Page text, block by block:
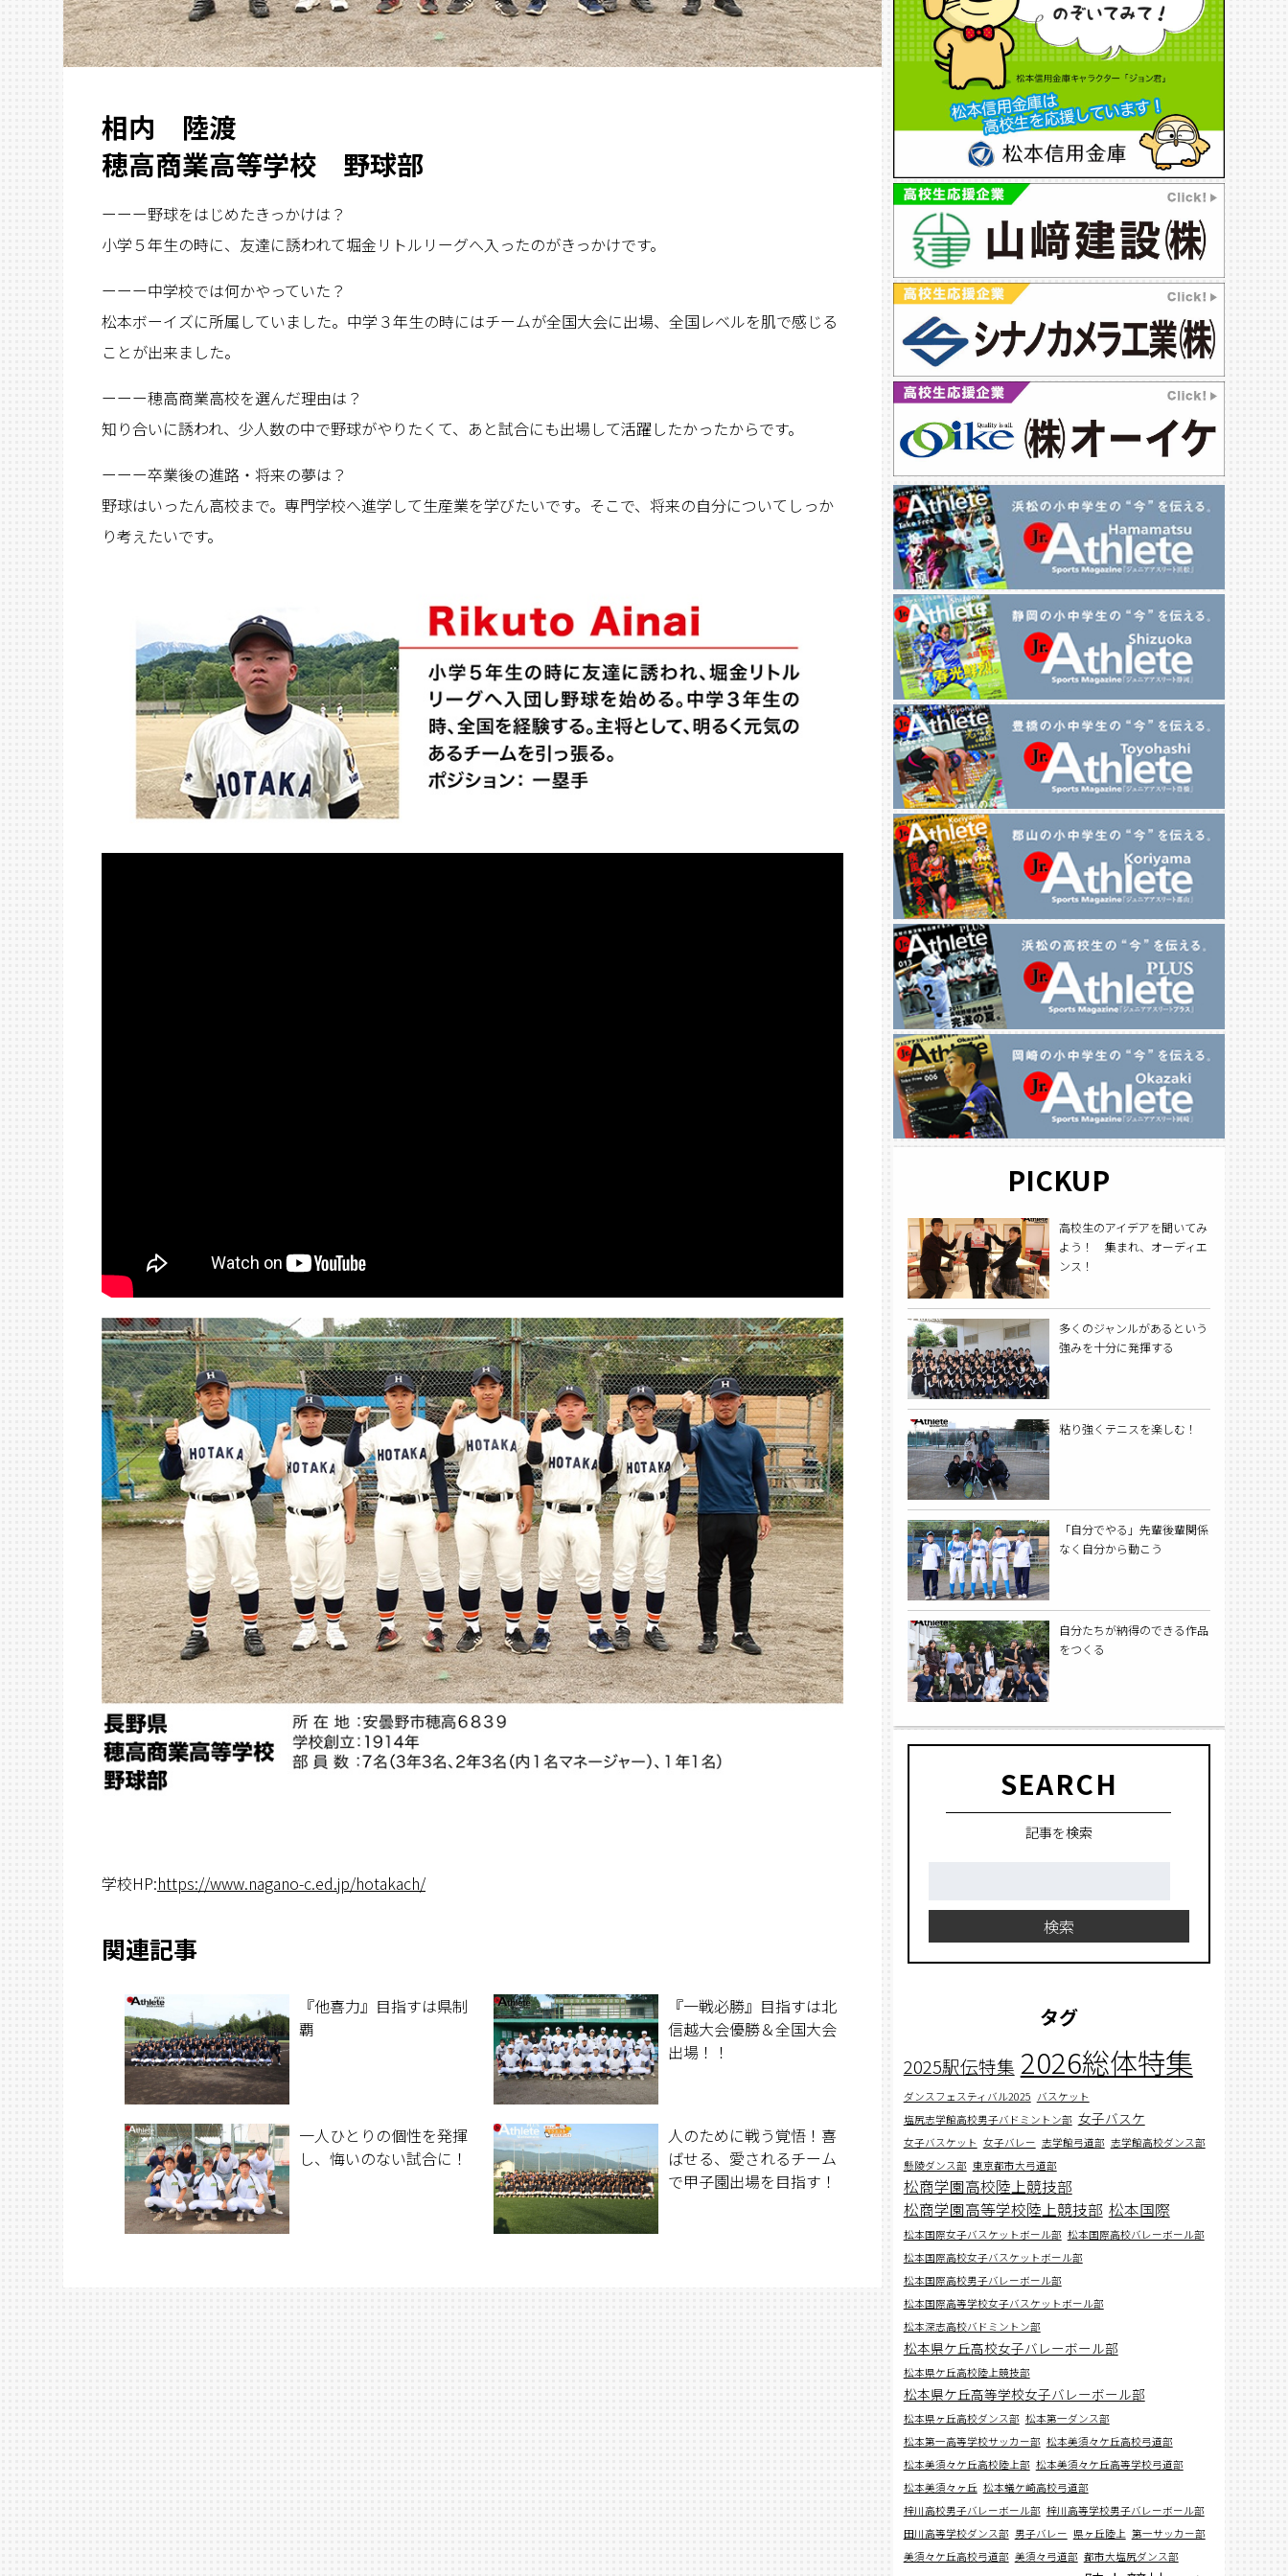
相内 陸渡
穂高商業高等学校 野球部
ーーー野球をはじめたきっかけは？
小学５年生の時に、友達に誘われて堀金リトルリーグへ入ったのがきっかけです。
ーーー中学校では何かやっていた？
松本ボーイズに所属していました。中学３年生の時にはチームが全国大会に出場、全国レベルを肌で感じる
ことが出来ました。
ーーー穂高商業高校を選んだ理由は？
知り合いに誘われ、少人数の中で野球がやりたくて、あと試合にも出場して活躍したかったからです。
ーーー卒業後の進路・将来の夢は？
野球はいったん高校まで。専門学校へ進学して生産業を学びたいです。そこで、将来の自分についてしっか
り考えたいです。
学校HP:https://www.nagano-c.ed.jp/hotakach/
関連記事
『他喜力』目指すは県制
覇
『一戦必勝』目指すは北
信越大会優勝＆全国大会
出場！！
一人ひとりの個性を発揮
し、悔いのない試合に！
人のために戦う覚悟！喜
ばせる、愛されるチーム
で甲子園出場を目指す！
PICKUP
高校生のアイデアを聞いてみ
よう！ 集まれ、オーディエ
ンス！
多くのジャンルがあるという
強みを十分に発揮する
粘り強くテニスを楽しむ！
「自分でやる」先輩後輩関係
なく自分から動こう
自分たちが納得のできる作品
をつくる
SEARCH
記事を検索
検索
タグ
2025駅伝特集 2026総体特集
ダンスフェスティバル2025 バスケット
塩尻志学館高校男子バドミントン部 女子バスケ
女子バスケット 女子バレー 志学館弓道部 志学館高校ダンス部
懸陵ダンス部 東京都市大弓道部
松商学園高校陸上競技部
松商学園高等学校陸上競技部 松本国際
松本国際女子バスケットボール部 松本国際高校バレーボール部
松本国際高校女子バスケットボール部
松本国際高校男子バレーボール部
松本国際高等学校女子バスケットボール部
松本深志高校バドミントン部
松本県ケ丘高校女子バレーボール部
松本県ケ丘高校陸上競技部
松本県ケ丘高等学校女子バレーボール部
松本県ヶ丘高校ダンス部 松本第一ダンス部
松本第一高等学校サッカー部 松本美須々ケ丘高校弓道部
松本美須々ケ丘高校陸上部 松本美須々ケ丘高等学校弓道部
松本美須々ヶ丘 松本蟻ケ崎高校弓道部
梓川高校男子バレーボール部 梓川高等学校男子バレーボール部
田川高等学校ダンス部 男子バレー 県ヶ丘陸上 第一サッカー部
美須々ケ丘高校弓道部 美須々弓道部 都市大塩尻ダンス部